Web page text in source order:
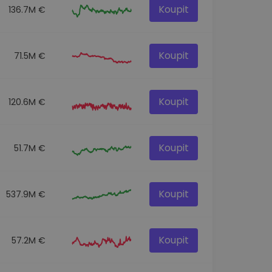
136.7M € Koupit
71.5M € Koupit
120.6M € Koupit
51.7M € Koupit
537.9M € Koupit
57.2M € Koupit